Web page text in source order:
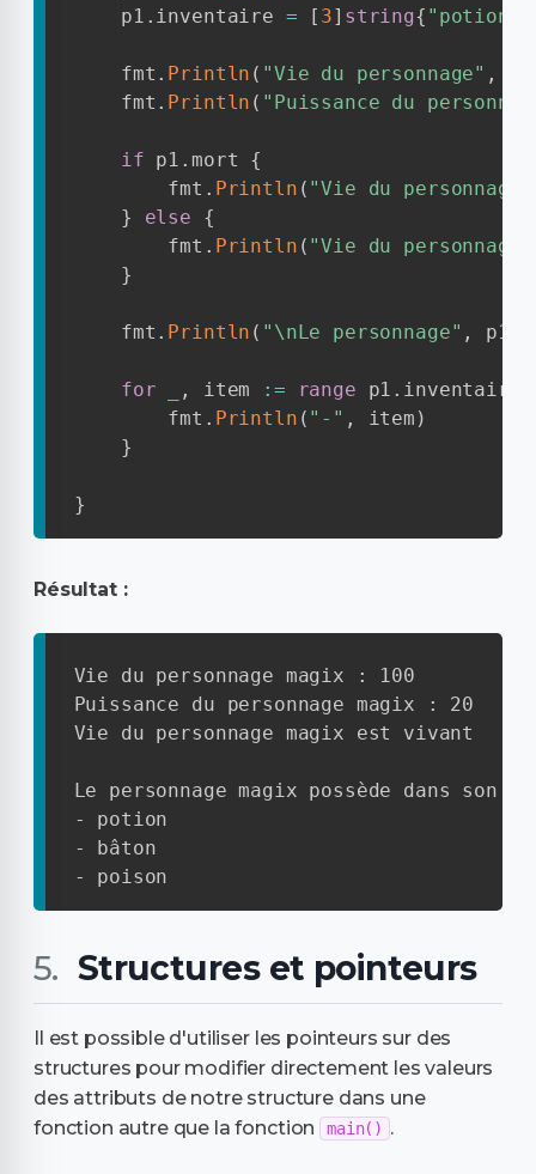
    p1
. inventaire = [ 3] string{ "potion"
    fmt
. Println ( "Vie du personnage" ,
    fmt
. Println ( "Puissance du
if p1 . mort {
        fmt
. Println ( "Vie du personnage"
}
else
{
        fmt
. Println ( "Vie du personnage"
}
    fmt
. Println ( "\nLe personnage" , p1
for , item := range p1 . inventaire
        fmt
. Println ( "-" , item )
}
}
Résultat :
Vie du personnage magix : 100
Puissance du personnage magix : 20
Vie du personnage magix est vivant
Le personnage magix possède dans son
- potion
- bâton
- poison
Structures et pointeurs
Il est possible d'utiliser les pointeurs sur des
structures pour modifier directement les valeurs
des attributs de notre structure dans une
fonction autre que la fonction
main() .